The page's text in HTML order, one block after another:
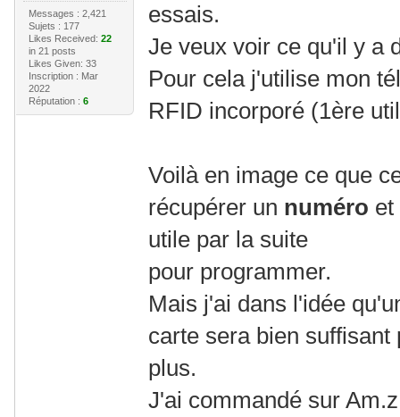
Messages : 2,421
Sujets : 177
Likes Received: 22
in 21 posts
Likes Given: 33
Inscription : Mar
2022
Réputation : 6
essais.
Je veux voir ce qu'il y a
Pour cela j'utilise mon
RFID incorporé (1ère
Voilà en image ce que
récupérer un numéro
utile par la suite
pour programmer.
Mais j'ai dans l'idée
carte sera bien
plus.
J'ai commandé sur